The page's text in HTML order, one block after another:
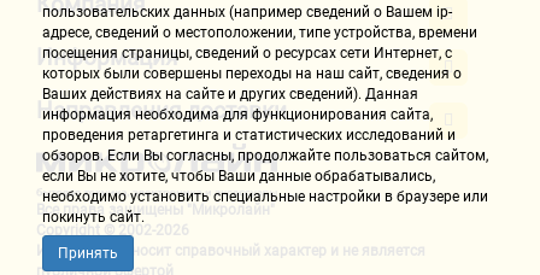
чеки не сохранял, по гарантии никуда не понесу, чинить тоже не
буду. 2500р. не стоят этих усилий.
к фирме SVEN больше обращаться не буду)
Сычев Евгений
27.09.2018, 21:04
Достоинства:
цена , купил работает нареканий нет
Информация
Направления доставки
Все права защищены "Микролайн"
Copyright © 2002-2026
Информация носит справочный характер и не является
публичной офертой
пользовательских данных (например сведений о Вашем ip-
адресе, сведений о местоположении, типе устройства, времени
посещения страницы, сведений о ресурсах сети Интернет, с
которых были совершены переходы на наш сайт, сведения о
Ваших действиях на сайте и других сведений). Данная
информация необходима для функционирования сайта,
проведения ретаргетинга и статистических исследований и
обзоров. Если Вы согласны, продолжайте пользоваться сайтом,
если Вы не хотите, чтобы Ваши данные обрабатывались,
необходимо установить специальные настройки в браузере или
покинуть сайт.
Принять